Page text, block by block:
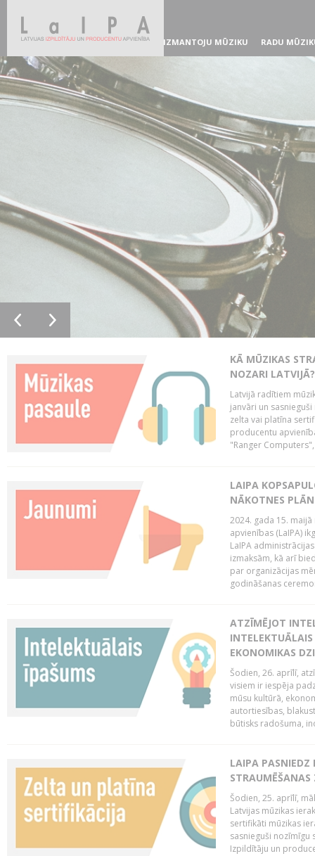
IZMANTOJU MŪZIKU RADU
KĀ MŪZIKAS
NOZARI LATVIJĀ?
Latvijā radītiem
janvāri un
zelta vai platīna
producentu
"Ranger
LAIPA
NĀKOTNES
2024. gada 15.
apvienības (LaIPA)
LaIPA
izmaksām, kā arī
par organizācijas
godināšanas
ATZĪMĒJOT
EKONOMIKAS
Šodien, 26. aprīlī,
visiem ir iespēja
mūsu kultūrā,
autortiesības,
būtisks radošuma,
LAIPA PASNIEDZ
Šodien, 25. aprīlī,
Latvijas mūzikas
sertifikāti mūzikas
sasnieguši nozīmīgu
Izpildītāju un